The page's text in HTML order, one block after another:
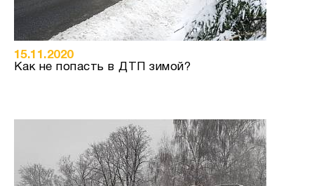
15.11.2020
Как не попасть в ДТП зимой?